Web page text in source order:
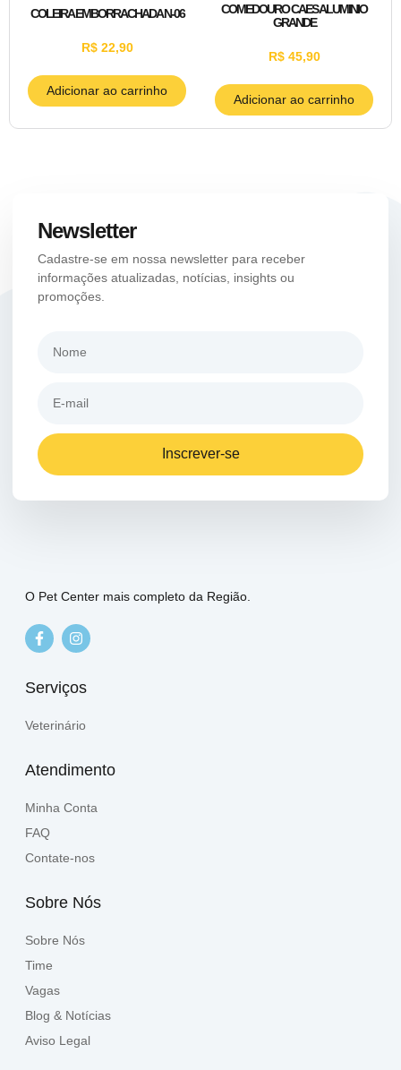
COLEIRA EMBORRACHADA N-06
R$22,90
Adicionar ao carrinho
COMEDOURO CAES ALUMINIO
GRANDE
R$45,90
Adicionar ao carrinho
Newsletter
Cadastre-se em nossa newsletter para receber
informações atualizadas, notícias, insights ou
promoções.
Inscrever-se
O Pet Center mais completo da Região.
Serviços
Veterinário
Atendimento
Minha Conta
FAQ
Contate-nos
Sobre Nós
Sobre Nós
Time
Vagas
Blog & Notícias
Aviso Legal